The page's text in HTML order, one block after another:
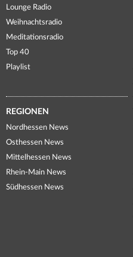
Lounge Radio
Weihnachtsradio
Meditationsradio
Top 40
Playlist
REGIONEN
Nordhessen News
Osthessen News
Mittelhessen News
Rhein-Main News
Südhessen News